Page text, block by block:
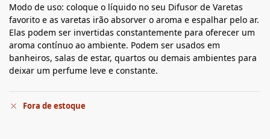
Modo de uso: coloque o líquido no seu Difusor de Varetas
favorito e as varetas irão absorver o aroma e espalhar pelo ar.
Elas podem ser invertidas constantemente para oferecer um
aroma contínuo ao ambiente. Podem ser usados em
banheiros, salas de estar, quartos ou demais ambientes para
deixar um perfume leve e constante.
Fora de estoque